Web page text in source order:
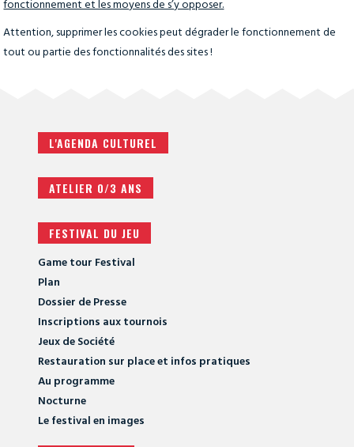
fonctionnement et les moyens de s’y opposer.
Attention, supprimer les cookies peut dégrader le fonctionnement de
tout ou partie des fonctionnalités des sites !
L'AGENDA CULTUREL
ATELIER 0/3 ANS
FESTIVAL DU JEU
Game tour Festival
Plan
Dossier de Presse
Inscriptions aux tournois
Jeux de Société
Restauration sur place et infos pratiques
Au programme
Nocturne
Le festival en images